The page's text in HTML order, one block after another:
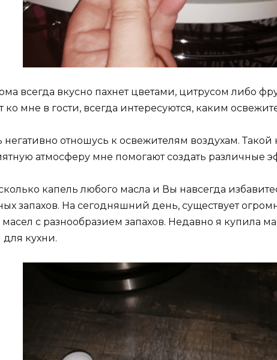
всегда вкусно пахнет цветами, цитрусом либо
ко мне в гости, всегда интересуются, каким
негативно отношусь к освежителям воздухам.
атмосферу мне помогают создать различные
капель любого масла и Вы навсегда
запахов. На сегодняшний день, существует
с разнообразием запахов. Недавно я купила
кухни.